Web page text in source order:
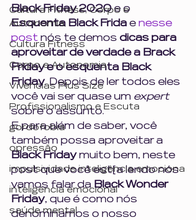
Cultura Fitness, Corpo e
Autonomia,
Cultura Fitness
Corpo e Autonomia
Vivências Plus Size
Profissionalismo e Escuta
gordofobia
opressão
impulsividade inteligência emociona
inteligência emocional
saúde mental
Black Friday 2020 e o
Esquenta Black Frida e nesse
post nós te demos dicas para
aproveitar de verdade a Brack
Friday e o esquenta Black
Friday. Depois de ler todos eles
você vai ser quase um expert
sobre o assunto.
E para além de saber, você
também possa aproveitar a
Black Friday muito bem, neste
post que você est[a lendo nós
vamos falar da Black Wonder
Friday, que é como nós
denominamos o nosso